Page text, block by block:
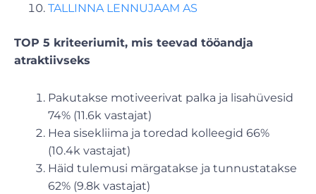
TALLINNA LENNUJAAM AS
TOP 5 kriteeriumit, mis teevad tööandja
atraktiivseks
Pakutakse motiveerivat palka ja lisahüvesid
74% (11.6k vastajat)
Hea sisekliima ja toredad kolleegid 66%
(10.4k vastajat)
Häid tulemusi märgatakse ja tunnustatakse
62% (9.8k vastajat)